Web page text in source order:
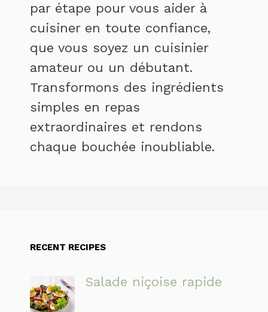
par étape pour vous aider à
cuisiner en toute confiance,
que vous soyez un cuisinier
amateur ou un débutant.
Transformons des ingrédients
simples en repas
extraordinaires et rendons
chaque bouchée inoubliable.
RECENT RECIPES
Salade niçoise rapide